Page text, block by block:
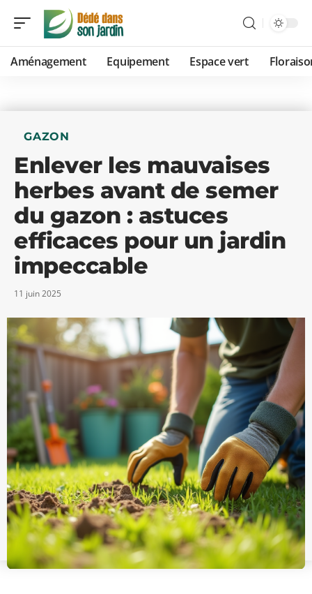
Aménagement Equipement Espace vert
GAZON
Enlever les mauvaises
herbes avant de semer
du gazon : astuces
efficaces pour un jardin
impeccable
11 juin 2025